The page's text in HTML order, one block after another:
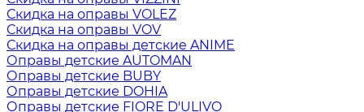
Скидка на оправы VOLEZ
Скидка на оправы VOV
Скидка на оправы детские ANIME
Оправы детские AUTOMAN
Оправы детские BUBY
Оправы детские DOHIA
Оправы детские FIORE D'ULIVO